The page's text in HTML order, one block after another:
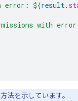
error: ${result.
with
法を示しています。